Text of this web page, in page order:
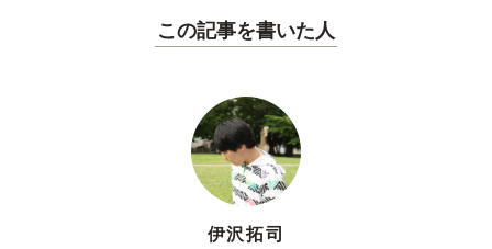
この記事を書いた人
伊沢拓司